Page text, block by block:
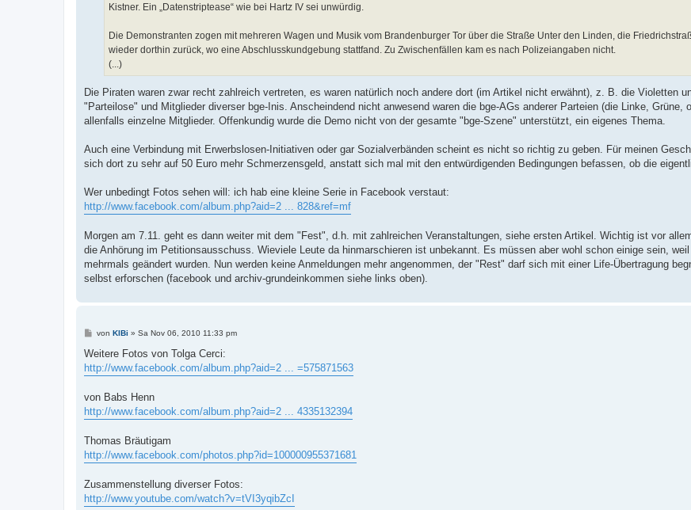
Kistner. Ein „Datenstriptease“ wie bei Hartz IV sei unwürdig.
Die Demonstranten zogen mit mehreren Wagen und Musik vom Brandenburger Tor über die Straße Unter den Linden, die
wieder dorthin zurück, wo eine Abschlusskundgebung stattfand. Zu Zwischenfällen kam es nach Polizeiangaben nicht.
(...)
Die Piraten waren zwar recht zahlreich vertreten, es waren natürlich noch andere dort (im Artikel nicht erwähnt), z. B. die Violetten
"Parteilose" und Mitglieder diverser bge-Inis. Anscheindend nicht anwesend waren die bge-AGs anderer Parteien (die Linke, Grüne,
allenfalls einzelne Mitglieder. Offenkundig wurde die Demo nicht von der gesamte "bge-Szene" unterstützt, ein eigenes Thema.
Auch eine Verbindung mit Erwerbslosen-Initiativen oder gar Sozialverbänden scheint es nicht so richtig zu geben. Für meinen
sich dort zu sehr auf 50 Euro mehr Schmerzensgeld, anstatt sich mal mit den entwürdigenden Bedingungen befassen, ob die
Wer unbedingt Fotos sehen will: ich hab eine kleine Serie in Facebook verstaut:
http://www.facebook.com/album.php?aid=2 ... 828&ref=mf
Morgen am 7.11. geht es dann weiter mit dem "Fest", d.h. mit zahlreichen Veranstaltungen, siehe ersten Artikel. Wichtig ist vor
die Anhörung im Petitionsausschuss. Wieviele Leute da hinmarschieren ist unbekannt. Es müssen aber wohl schon einige sein,
mehrmals geändert wurden. Nun werden keine Anmeldungen mehr angenommen, der "Rest" darf sich mit einer Life-Übertragung
selbst erforschen (facebook und archiv-grundeinkommen siehe links oben).
B
i
r
von KlBi » Sa Nov 06, 2010 11:33 pm
Weitere Fotos von Tolga Cerci:
http://www.facebook.com/album.php?aid=2 ... =575871563
von Babs Henn
http://www.facebook.com/album.php?aid=2 ... 4335132394
Thomas Bräutigam
http://www.facebook.com/photos.php?id=100000955371681
Zusammenstellung diverser Fotos:
http://www.youtube.com/watch?v=tVI3yqibZcI